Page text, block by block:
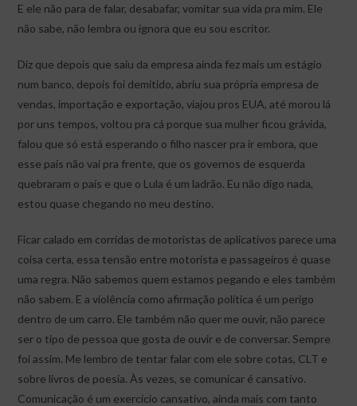
E ele não para de falar, desabafar, vomitar sua vida pra mim. Ele
não sabe, não lembra ou ignora que eu sou escritor.
Diz que depois que saiu da empresa ainda fez mais um estágio
num banco, depois foi demitido, abriu sua própria empresa de
vendas, importação e exportação, viajou pros EUA, até morou lá
por uns tempos, voltou pra cá porque sua mulher ficou grávida,
falou que só está esperando o filho nascer pra ir embora, que
esse país não vai pra frente, que os governos de esquerda
quebraram o país e que o Lula é um ladrão. Eu não digo nada,
estou quase chegando no meu destino.
Ficar calado em corridas de motoristas de aplicativos parece uma
coisa certa, essa tensão entre motorista e passageiros é quase
uma regra. Não sabemos quem estamos pegando e eles também
não sabem. E a violência como afirmação política é um perigo
dentro de um carro. Ele também não quer me ouvir, não parece
ser o tipo de pessoa que gosta de ouvir e de conversar. Sempre
foi assim. Me lembro de tentar falar com ele sobre cotas, CLT e
sobre livros de poesia. Às vezes, se comunicar é cansativo.
Comunicação é um exercício cansativo, ainda mais com tanto